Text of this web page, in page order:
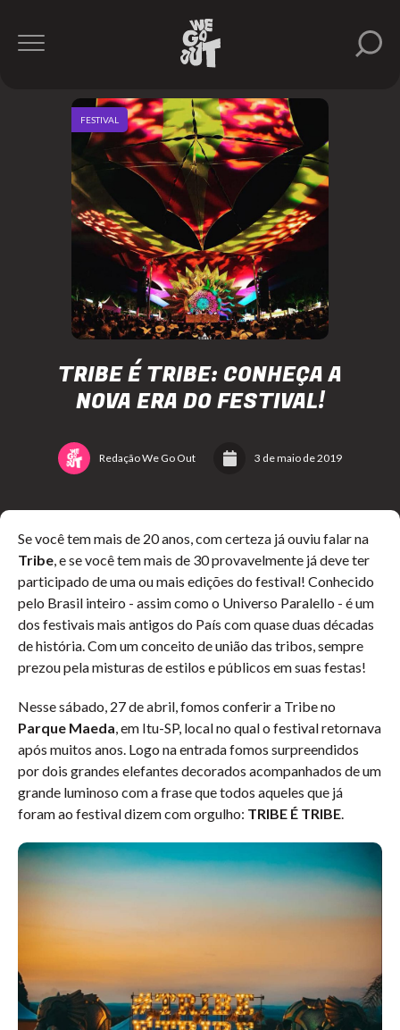
TRIBE É TRIBE: CONHEÇA A
NOVA ERA DO FESTIVAL!
Redação We Go Out 3 de maio de 2019
FESTIVAL
Se você tem mais de 20 anos, com certeza já ouviu falar na
Tribe, e se você tem mais de 30 provavelmente já deve ter
participado de uma ou mais edições do festival! Conhecido
pelo Brasil inteiro - assim como o Universo Paralello - é um
dos festivais mais antigos do País com quase duas décadas
de história. Com um conceito de união das tribos, sempre
prezou pela misturas de estilos e públicos em suas festas!
Nesse sábado, 27 de abril, fomos conferir a Tribe no
Parque Maeda, em Itu-SP, local no qual o festival retornava
após muitos anos. Logo na entrada fomos surpreendidos
por dois grandes elefantes decorados acompanhados de um
grande luminoso com a frase que todos aqueles que já
foram ao festival dizem com orgulho: TRIBE É TRIBE.